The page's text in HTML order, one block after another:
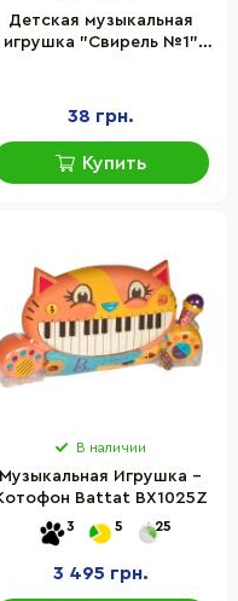
Детская музыкальная
игрушка "Свирель №1"
38 грн.
Купить
В наличии
Музыкальная Игрушка –
Battat BX1025Z
3 5 25
3 495 грн.